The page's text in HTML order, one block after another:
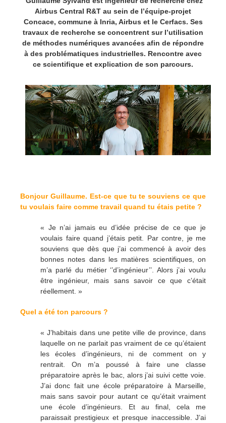
Airbus Central R&T au sein de l’équipe-projet
Concace, commune à Inria, Airbus et le Cerfacs. Ses
travaux de recherche se concentrent sur l’utilisation
de méthodes numériques avancées afin de répondre
à des problématiques industrielles. Rencontre avec
ce scientifique et explication de son parcours.
Bonjour Guillaume. Est-ce que tu te souviens ce que
tu voulais faire comme travail quand tu étais petite ?
« Je n’ai jamais eu d’idée précise de ce que je
voulais faire quand j’étais petit. Par contre, je me
souviens que dès que j’ai commencé à avoir des
bonnes notes dans les matières scientifiques, on
m’a parlé du métier ‘’d’ingénieur’’. Alors j’ai voulu
être ingénieur, mais sans savoir ce que c’était
réellement. »
Quel a été ton parcours ?
« J’habitais dans une petite ville de province, dans
laquelle on ne parlait pas vraiment de ce qu’étaient
les écoles d’ingénieurs, ni de comment on y
rentrait. On m’a poussé à faire une classe
préparatoire après le bac, alors j’ai suivi cette voie.
J’ai donc fait une école préparatoire à Marseille,
mais sans savoir pour autant ce qu’était vraiment
une école d’ingénieurs. Et au final, cela me
paraissait prestigieux et presque inaccessible. J’ai